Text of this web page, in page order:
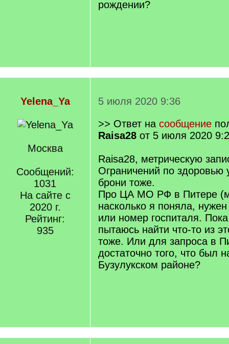
рождении?
Yelena_Ya
Москва
Сообщений:
1031
На сайте с
2020 г.
Рейтинг:
935
5 июля 2020 9:36
>> Ответ на сообщение
Raisa28 от 5 июля 2020
Raisa28, метрическую
Ограничений по здоровью
брони тоже.
Про ЦА МО РФ в Питере
насколько я поняла,
или номер госпиталя.
пытаюсь найти что-то из
тоже. Или для запроса в
достаточно того, что был
Бузулукском районе?